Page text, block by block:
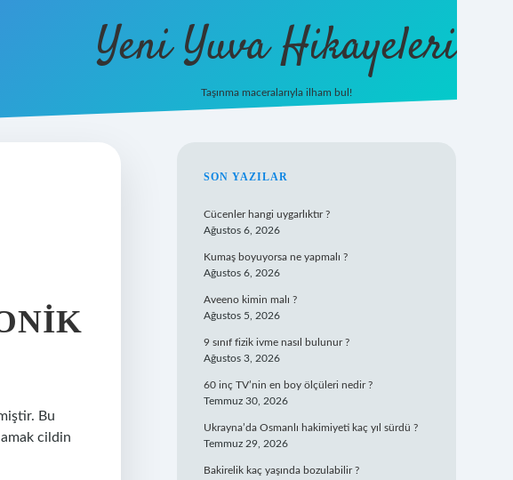
Yeni Yuva Hikayeleri
Taşınma maceralarıyla ilham bul!
Bu
cildin
SIDEBAR
SON YAZILAR
Cücenler hangi uygarlıktır ?
Ağustos 6, 2026
Kumaş boyuyorsa ne yapmalı ?
Ağustos 6, 2026
Aveeno kimin malı ?
Ağustos 5, 2026
9 sınıf fizik ivme nasıl bulunur ?
Ağustos 3, 2026
60 inç TV’nin en boy ölçüleri nedir ?
Temmuz 30, 2026
Ukrayna’da Osmanlı hakimiyeti kaç yıl sürdü ?
Temmuz 29, 2026
Bakirelik kaç yaşında bozulabilir ?